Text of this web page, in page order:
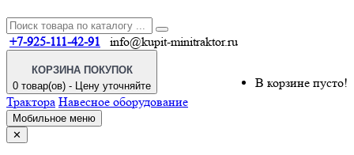
+7-925-111-42-91 info@kupit-minitraktor.ru
КОРЗИНА ПОКУПОК
0 товар(ов) - Цену уточняйте
В корзине пусто!
Трактора Навесное оборудование
Мобильное меню
✕